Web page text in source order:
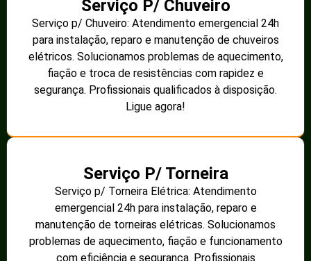
Instalação de Interfones
Instalação de Interfones: Atendimento
especializado 24h para instalação de interfones
residenciais e comerciais. Garantimos uma
instalação segura e eficiente, proporcionando maior
controle de acesso e segurança. Profissionais
agora!
Eletricista Profissional
Os melhores eletricistas Profissionais perto de você